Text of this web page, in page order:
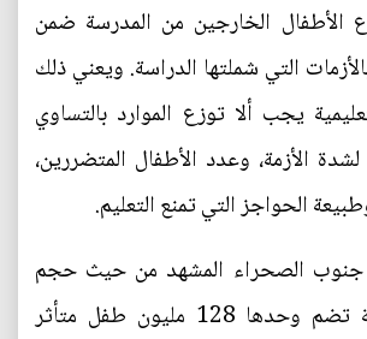
الأطفال الخارجين من المدرسة ضمن
التي شملتها الدراسة. ويعني ذلك
يجب ألا توزع الموارد بالتساوي
الأزمة، وعدد الأطفال المتضررين،
الحواجز التي تمنع التعليم.
جنوب الصحراء المشهد من حيث حجم
الحاجة. فالمنطقة تضم وحدها 128 مليون طفل متأثر